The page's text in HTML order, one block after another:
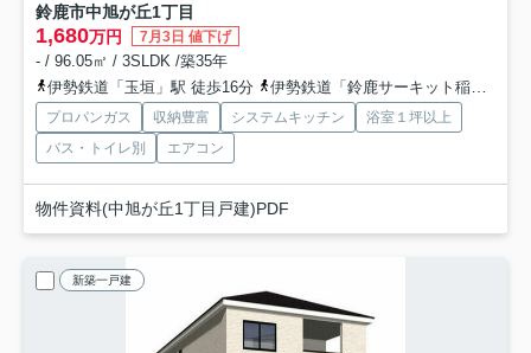
鈴鹿市中旭が丘1丁目
1,680万円 7月3日 値下げ
- / 96.05㎡ / 3SLDK /築35年
伊勢鉄道「玉垣」駅 徒歩16分
伊勢鉄道「鈴鹿サーキット稲生」駅 徒歩28分
プロパンガス 収納豊富 システムキッチン
浴室１坪以上
バス・トイレ別
エアコン
物件資料(中旭が丘1丁目戸建)PDF
新築一戸建